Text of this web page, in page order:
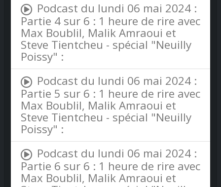
Podcast du lundi 06 mai 2024 :
Partie 4 sur 6 : 1 heure de rire avec
Max Boublil, Malik Amraoui et
Steve Tientcheu - spécial "Neuilly
Poissy" :
Podcast du lundi 06 mai 2024 :
Partie 5 sur 6 : 1 heure de rire avec
Max Boublil, Malik Amraoui et
Steve Tientcheu - spécial "Neuilly
Poissy" :
Podcast du lundi 06 mai 2024 :
Partie 6 sur 6 : 1 heure de rire avec
Max Boublil, Malik Amraoui et